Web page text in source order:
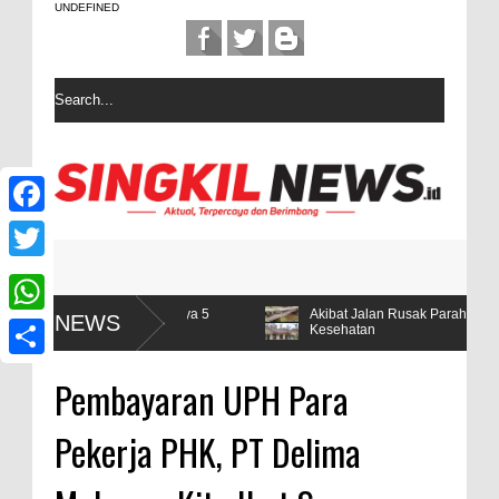
UNDEFINED
NEWS
Hanya 5
Akibat Jalan Rusak Parah masyarakat
Kesehatan
Pembayaran UPH Para
Pekerja PHK, PT Delima
F
c
e
T
w
W
h